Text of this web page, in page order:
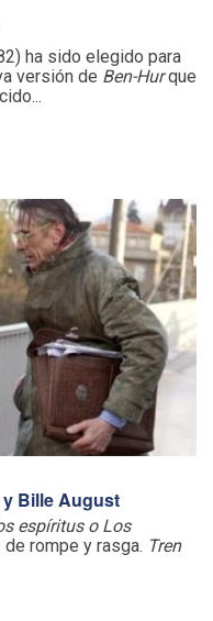
ha sido elegido para
versión de Ben-Hurque
Bille August
espíritus o Los
rompe y rasga. Tren